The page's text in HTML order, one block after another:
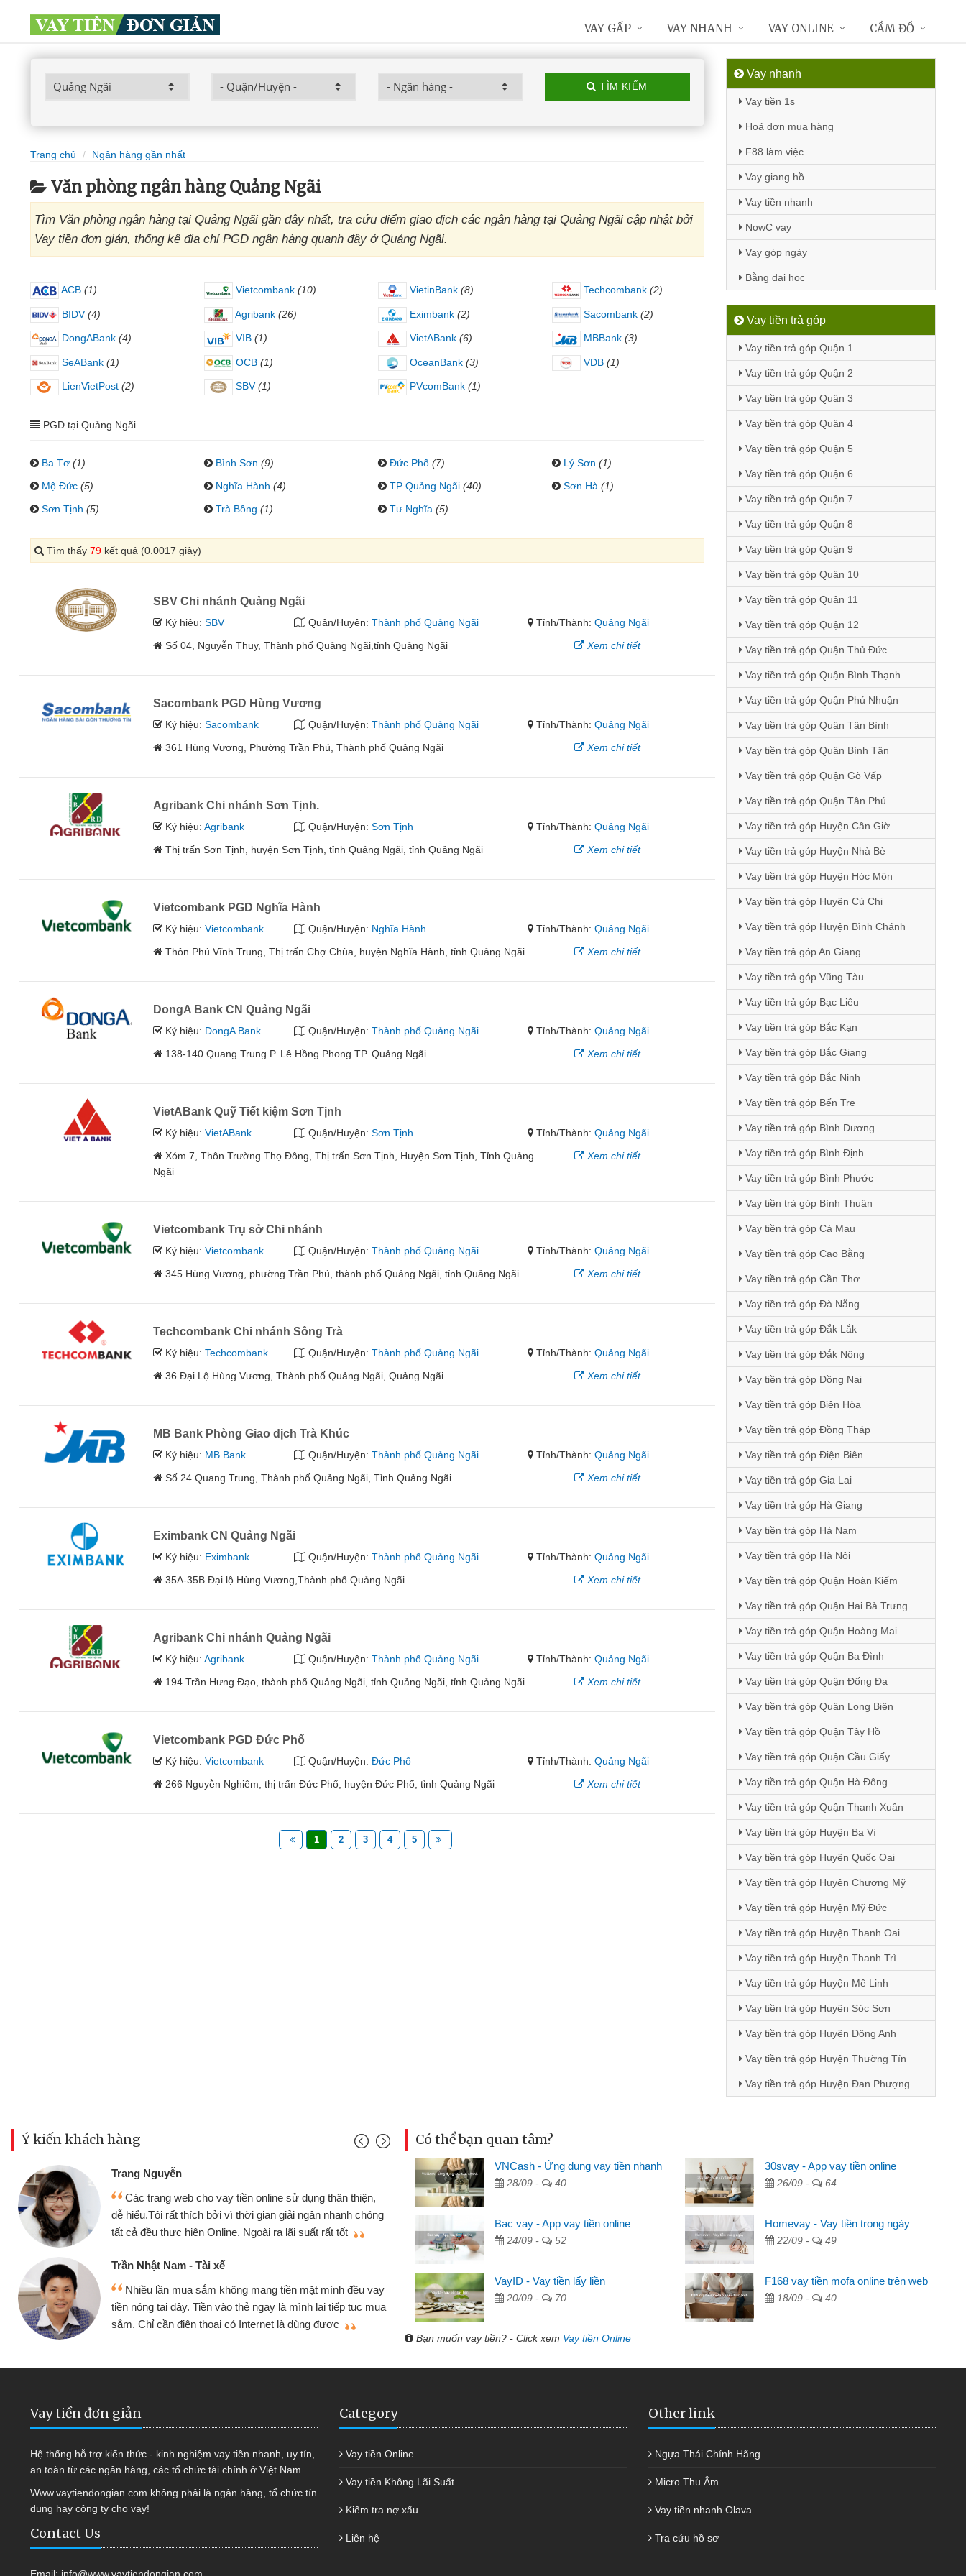
TÌM KIẾM
Trang chủ Ngân hàng gần nhất
Văn phòng ngân hàng Quảng Ngãi
Tìm Văn phòng ngân hàng tại Quảng Ngãi gần đây nhất, tra cứu điểm giao dịch các ngân hàng tại Quảng Ngãi cập nhật bởi
Vay tiền đơn giản, thống kê địa chỉ PGD ngân hàng quanh đây ở Quảng Ngãi.
ACB (1) Vietcombank (10) VietinBank (8) Techcombank (2)
BIDV (4) Agribank (26) Eximbank (2) Sacombank (2)
DongABank (4) VIB (1) VietABank (6) MBBank (3)
SeABank (1) OCB (1) OceanBank (3) VDB (1)
LienVietPost (2) SBV (1) PVcomBank (1)
PGD tại Quảng Ngãi
Ba Tơ (1) Bình Sơn (9) Đức Phổ (7) Lý Sơn (1)
Mộ Đức (5) Nghĩa Hành (4) TP Quảng Ngãi (40) Sơn Hà (1)
Sơn Tịnh (5) Trà Bồng (1) Tư Nghĩa (5)
Tìm thấy 79 kết quả (0.0017 giây)
SBV Chi nhánh Quảng Ngãi
Ký hiệu:SBV Quận/Huyện: Thành phố Quảng Ngãi Tỉnh/Thành:Quảng Ngãi
Số 04, Nguyễn Thụy, Thành phố Quảng Ngãi,tỉnh Quảng Ngãi
Xem chi tiết
Sacombank PGD Hùng Vương
Ký hiệu:Sacombank Quận/Huyện: Thành phố Quảng Ngãi Tỉnh/Thành:Quảng Ngãi
361 Hùng Vương, Phường Trần Phú, Thành phố Quảng Ngãi
Xem chi tiết
Agribank Chi nhánh Sơn Tịnh.
Ký hiệu:Agribank Quận/Huyện: Sơn Tịnh Tỉnh/Thành:Quảng Ngãi
Thị trấn Sơn Tịnh, huyện Sơn Tịnh, tỉnh Quảng Ngãi, tỉnh Quảng Ngãi
Xem chi tiết
Vietcombank PGD Nghĩa Hành
Ký hiệu:Vietcombank Quận/Huyện: Nghĩa Hành Tỉnh/Thành:Quảng Ngãi
Thôn Phú Vĩnh Trung, Thị trấn Chợ Chùa, huyện Nghĩa Hành, tỉnh Quảng Ngãi
Xem chi tiết
DongA Bank CN Quảng Ngãi
Ký hiệu: DongA Bank Quận/Huyện: Thành phố Quảng Ngãi Tỉnh/Thành:Quảng Ngãi
138-140 Quang Trung P. Lê Hồng Phong TP. Quảng Ngãi
Xem chi tiết
VietABank Quỹ Tiết kiệm Sơn Tịnh
Ký hiệu:VietABank Quận/Huyện: Sơn Tịnh Tỉnh/Thành:Quảng Ngãi
Xóm 7, Thôn Trường Thọ Đông, Thị trấn Sơn Tịnh, Huyện Sơn Tịnh, Tỉnh Quảng
Ngãi
Xem chi tiết
Vietcombank Trụ sở Chi nhánh
Ký hiệu:Vietcombank Quận/Huyện: Thành phố Quảng Ngãi Tỉnh/Thành:Quảng Ngãi
345 Hùng Vương, phường Trần Phú, thành phố Quảng Ngãi, tỉnh Quảng Ngãi
Xem chi tiết
Techcombank Chi nhánh Sông Trà
Ký hiệu:Techcombank Quận/Huyện: Thành phố Quảng Ngãi Tỉnh/Thành:Quảng Ngãi
36 Đại Lộ Hùng Vương, Thành phố Quảng Ngãi, Quảng Ngãi
Xem chi tiết
MB Bank Phòng Giao dịch Trà Khúc
Ký hiệu: MB Bank Quận/Huyện: Thành phố Quảng Ngãi Tỉnh/Thành:Quảng Ngãi
Số 24 Quang Trung, Thành phố Quảng Ngãi, Tỉnh Quảng Ngãi
Xem chi tiết
Eximbank CN Quảng Ngãi
Ký hiệu: Eximbank Quận/Huyện: Thành phố Quảng Ngãi Tỉnh/Thành:Quảng Ngãi
35A-35B Đại lộ Hùng Vương,Thành phố Quảng Ngãi
Xem chi tiết
Agribank Chi nhánh Quảng Ngãi
Ký hiệu:Agribank Quận/Huyện: Thành phố Quảng Ngãi Tỉnh/Thành:Quảng Ngãi
194 Trần Hưng Đạo, thành phố Quảng Ngãi, tỉnh Quảng Ngãi, tỉnh Quảng Ngãi
Xem chi tiết
Vietcombank PGD Đức Phổ
Ký hiệu:Vietcombank Quận/Huyện: Đức Phổ Tỉnh/Thành:Quảng Ngãi
266 Nguyễn Nghiêm, thị trấn Đức Phổ, huyện Đức Phổ, tỉnh Quảng Ngãi
Xem chi tiết
1 2 3 4 5
Vay nhanh
Vay tiền 1s
Hoá đơn mua hàng
F88 làm việc
Vay giang hồ
Vay tiền nhanh
NowC vay
Vay góp ngày
Bằng đại học
Vay tiền trả góp
Vay tiền trả góp Quận 1
Vay tiền trả góp Quận 2
Vay tiền trả góp Quận 3
Vay tiền trả góp Quận 4
Vay tiền trả góp Quận 5
Vay tiền trả góp Quận 6
Vay tiền trả góp Quận 7
Vay tiền trả góp Quận 8
Vay tiền trả góp Quận 9
Vay tiền trả góp Quận 10
Vay tiền trả góp Quận 11
Vay tiền trả góp Quận 12
Vay tiền trả góp Quận Thủ Đức
Vay tiền trả góp Quận Bình Thạnh
Vay tiền trả góp Quận Phú Nhuận
Vay tiền trả góp Quận Tân Bình
Vay tiền trả góp Quận Bình Tân
Vay tiền trả góp Quận Gò Vấp
Vay tiền trả góp Quận Tân Phú
Vay tiền trả góp Huyện Cần Giờ
Vay tiền trả góp Huyện Nhà Bè
Vay tiền trả góp Huyện Hóc Môn
Vay tiền trả góp Huyện Củ Chi
Vay tiền trả góp Huyện Bình Chánh
Vay tiền trả góp An Giang
Vay tiền trả góp Vũng Tàu
Vay tiền trả góp Bạc Liêu
Vay tiền trả góp Bắc Kạn
Vay tiền trả góp Bắc Giang
Vay tiền trả góp Bắc Ninh
Vay tiền trả góp Bến Tre
Vay tiền trả góp Bình Dương
Vay tiền trả góp Bình Định
Vay tiền trả góp Bình Phước
Vay tiền trả góp Bình Thuận
Vay tiền trả góp Cà Mau
Vay tiền trả góp Cao Bằng
Vay tiền trả góp Cần Thơ
Vay tiền trả góp Đà Nẵng
Vay tiền trả góp Đắk Lắk
Vay tiền trả góp Đắk Nông
Vay tiền trả góp Đồng Nai
Vay tiền trả góp Biên Hòa
Vay tiền trả góp Đồng Tháp
Vay tiền trả góp Điện Biên
Vay tiền trả góp Gia Lai
Vay tiền trả góp Hà Giang
Vay tiền trả góp Hà Nam
Vay tiền trả góp Hà Nội
Vay tiền trả góp Quận Hoàn Kiếm
Vay tiền trả góp Quận Hai Bà Trưng
Vay tiền trả góp Quận Hoàng Mai
Vay tiền trả góp Quận Ba Đình
Vay tiền trả góp Quận Đống Đa
Vay tiền trả góp Quận Long Biên
Vay tiền trả góp Quận Tây Hồ
Vay tiền trả góp Quận Cầu Giấy
Vay tiền trả góp Quận Hà Đông
Vay tiền trả góp Quận Thanh Xuân
Vay tiền trả góp Huyện Ba Vì
Vay tiền trả góp Huyện Quốc Oai
Vay tiền trả góp Huyện Chương Mỹ
Vay tiền trả góp Huyện Mỹ Đức
Vay tiền trả góp Huyện Thanh Oai
Vay tiền trả góp Huyện Thanh Trì
Vay tiền trả góp Huyện Mê Linh
Vay tiền trả góp Huyện Sóc Sơn
Vay tiền trả góp Huyện Đông Anh
Vay tiền trả góp Huyện Thường Tín
Vay tiền trả góp Huyện Đan Phượng
VAY GẤP VAY NHANH VAY ONLINE CẦM ĐỒ
Ý kiến khách hàng
thiện,
chóng
vay
tục mua
Đoàn Hữu Cảnh
Mình cần tiền gấp nên định cầm cố chiếc xe wave
nhưng thật may đã có gói vay tiền bằng CMND online
không cần gặp mặt nên rất tiện lợi, sẽ giới thiệu cho bạn
Cấn Văn Lực - Tạp hóa
Tôi kinh doanh buôn bán nhỏ lẻ nhiều lúc cần vốn nhập
hàng, nhờ biết đến website qua bạn bè giới thiệu tôi đã giải
quyết được công việc của mình nhanh chóng
Mai Lan - Sinh viên
Tôi biết đến thông qua quảng cáo trên facebook. Tôi là
sinh viên nên cần đóng tiền nhà, sinh nhật bạn bè, mà đọc
thấy thủ tục nhanh gọn nên tôi quyết định vay
Mất 2 tuần các ngân hàng không ai cho vay. Trong khi
cần có 2 triệu để giải quyết việc riêng, trong 1-2 ngày tôi trả
được thôi. Cảm ơn đã giúp tôi kịp thời và nhanh chóng
Có thể bạn quan tâm?
VNCash - Ứng dụng vay tiền nhanh
28/09 - 40
30svay - App vay tiền online
26/09 - 64
Bac vay - App vay tiền online
24/09 - 52
Homevay - Vay tiền trong ngày
22/09 - 49
VayID - Vay tiền lấy liền
20/09 - 70
F168 vay tiền mofa online trên web
18/09 - 40
Bạn muốn vay tiền? - Click xem Vay tiền Online
Vay tiền đơn giản
Hệ thống hỗ trợ kiến thức - kinh nghiệm vay tiền nhanh, uy tín,
an toàn từ các ngân hàng, các tổ chức tài chính ở Việt Nam.
Www.vaytiendongian.com không phải là ngân hàng, tổ chức tín
dụng hay công ty cho vay!
Contact Us
Category
Vay tiền Online
Vay tiền Không Lãi Suất
Kiểm tra nợ xấu
Liên hệ
Other link
Ngựa Thái Chính Hãng
Micro Thu Âm
Vay tiền nhanh Olava
Tra cứu hồ sơ